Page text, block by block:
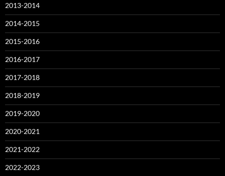
2013-2014
2014-2015
2015-2016
2016-2017
2017-2018
2018-2019
2019-2020
2020-2021
2021-2022
2022-2023